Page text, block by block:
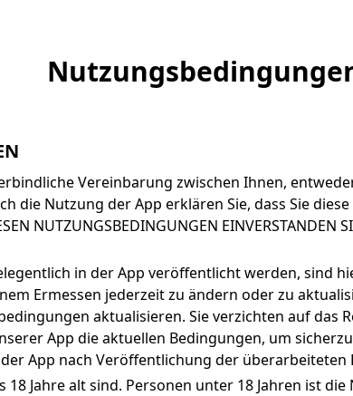
Vereinbarung zwischen Ihnen,
die Nutzung der App erklären Sie, dass Sie
NUTZUNGSBEDINGUNGEN EINVERSTANDEN
in der App veröffentlicht werden, sind
Ermessen jederzeit zu ändern oder zu
aktualisieren. Sie verzichten auf das
App die aktuellen Bedingungen, um
App nach Veröffentlichung der überarbeiteten
Jahre alt sind. Personen unter 18 Jahren ist